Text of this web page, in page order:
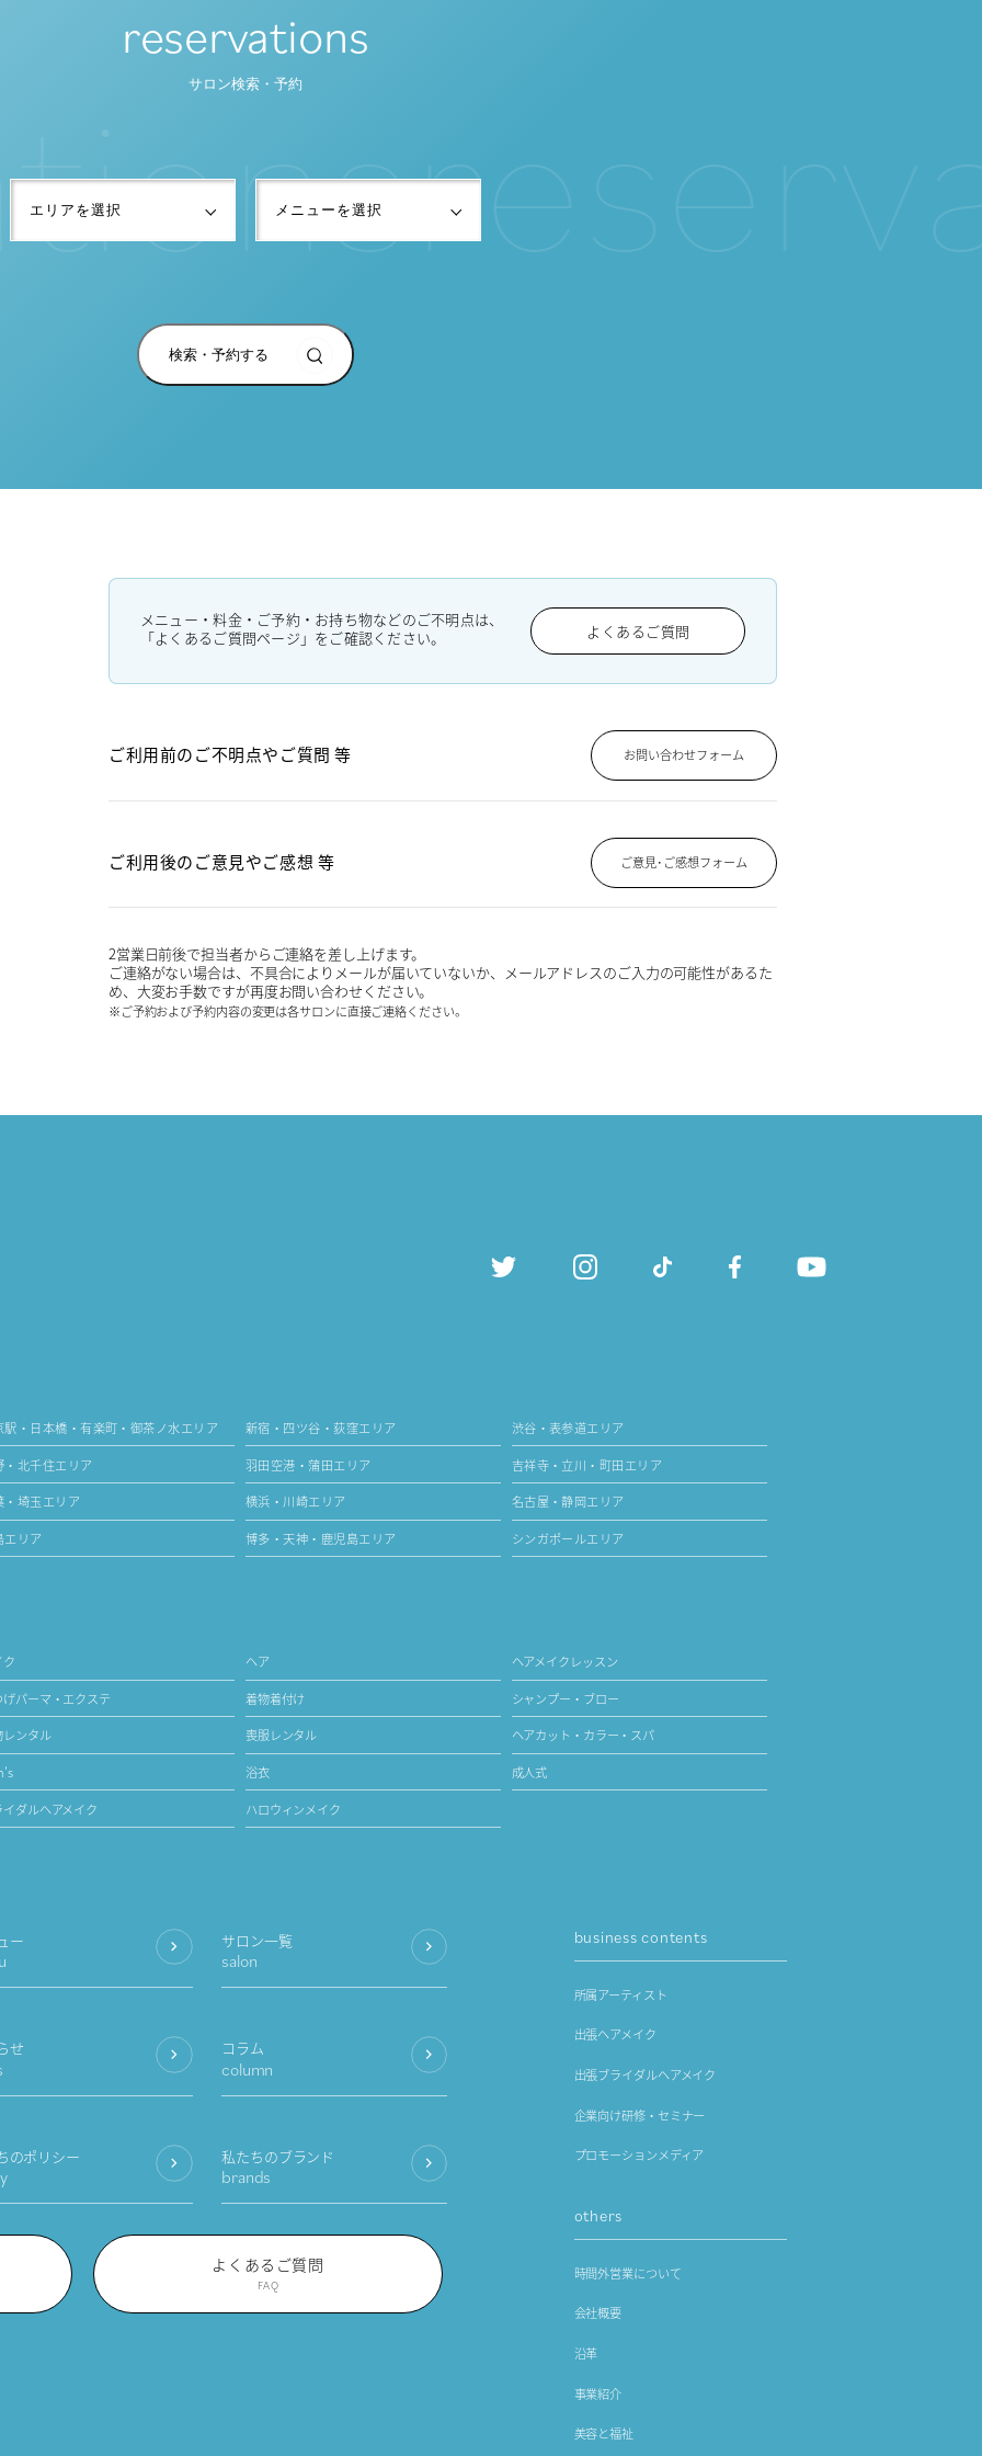
reservations
サロン検索・予約
検索・予約する
tionsre
メニュー・料金・ご予約・お持ち物などのご不明点は、
「よくあるご質問ページ」をご確認ください。
よくあるご質問
ご利用前のご不明点やご質問 等 お問い合わせフォーム
ご利用後のご意見やご感想 等 ご意見･ご感想フォーム
2営業日前後で担当者からご連絡を差し上げます。
ご連絡がない場合は、不具合によりメールが届いていないか、メールアドレスのご入力の可能性があるた
め、大変お手数ですが再度お問い合わせください。
※ご予約および予約内容の変更は各サロンに直接ご連絡ください。
駅・日本橋・有楽町・御茶ノ水エリア 新宿・四ツ谷・荻窪エリア 渋谷・表参道エリア
・北千住エリア 羽田空港・蒲田エリア 吉祥寺・立川・町田エリア
・埼玉エリア 横浜・川崎エリア 名古屋・静岡エリア
エリア 博多・天神・鹿児島エリア シンガポールエリア
ク ヘア ヘアメイクレッスン
げパーマ・エクステ 着物着付け シャンプー・ブロー
レンタル 喪服レンタル ヘアカット・カラー・スパ
浴衣 成人式
イダルヘアメイク ハロウィンメイク
サロン一覧
salon
ー
せ コラム
column
のポリシー 私たちのブランド
brands
よくあるご質問
FAQ
business contents
所属アーティスト
出張ヘアメイク
出張ブライダルヘアメイク
企業向け研修・セミナー
プロモーションメディア
others
時間外営業について
会社概要
沿革
事業紹介
美容と福祉